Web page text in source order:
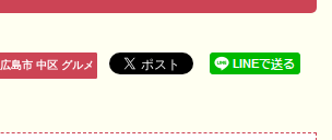
広島市 中区 グルメ